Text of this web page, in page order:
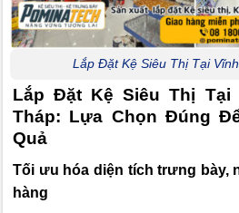
Lắp Đặt Kệ Siêu Thị Tại
Lắp Đặt Kệ Siêu Thị
Tháp: Lựa Chọn Đúng
Quả
Tối ưu hóa diện tích trưng bày,
hàng